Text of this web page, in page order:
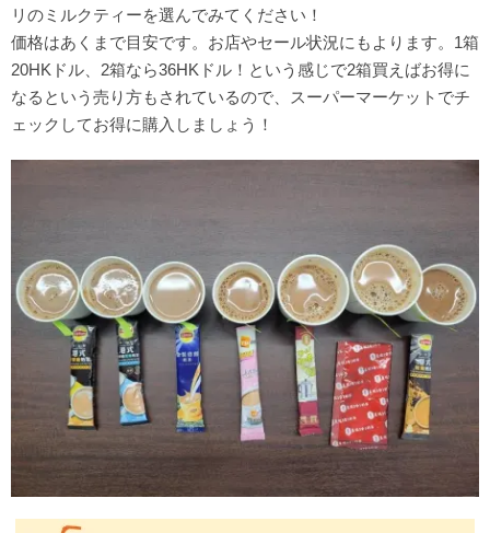
リのミルクティーを選んでみてください！
価格はあくまで目安です。お店やセール状況にもよります。1箱
20HKドル、2箱なら36HKドル！という感じで2箱買えばお得に
なるという売り方もされているので、スーパーマーケットでチ
ェックしてお得に購入しましょう！